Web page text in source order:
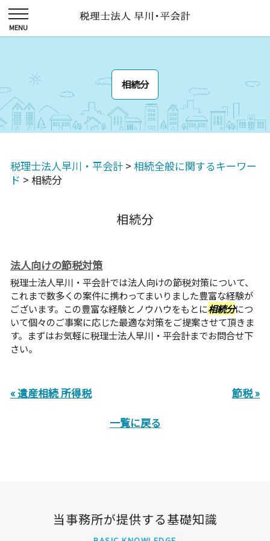
相続分
税理士法人早川・平会計 > 相続全般に関するキーワー
ド > 相続分
相続分
法人向けの節税対策
税理士法人早川・平会計では法人向けの節税対策について、
これまで数多くの案件に携わってまいりました豊富な経験が
ございます。この豊富な経験とノウハウをもとに相続分につ
いて個々のご事案に応じた最適な対策をご提案させて頂きま
す。まずはお気軽に税理士法人早川・平会計までお問合せ下
さい。
« 遺産相続 所得税
節税 »
一覧に戻る
当事務所が提供する基礎知識